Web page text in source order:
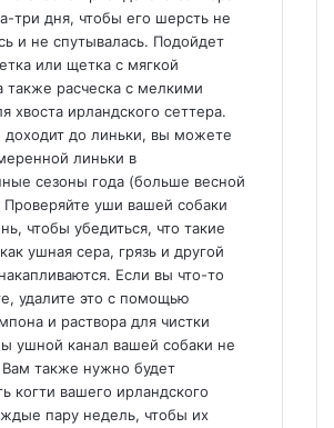
три дня, чтобы его шерсть не
и не спутывалась. Подойдет
или щетка с мягкой
также расческа с мелкими
хвоста ирландского сеттера.
доходит до линьки, вы можете
линьки в
сезоны года (больше весной
уши вашей собаки
чтобы убедиться, что такие
ушная сера, грязь и другой
Если вы что-то
удалите это с помощью
и раствора для чистки
ушной канал вашей собаки не
Вам также нужно будет
когти вашего ирландского
пару недель, чтобы их